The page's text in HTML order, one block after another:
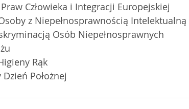
Człowieka i Integracji Europejskiej
z Niepełnosprawnością Intelektualną
Osób Niepełnosprawnych
Rąk
Położnej